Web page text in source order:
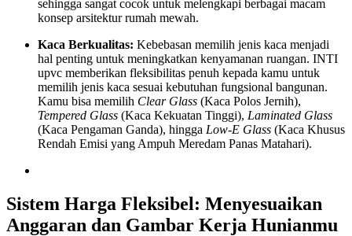
sehingga sangat cocok untuk melengkapi berbagai macam
konsep arsitektur rumah mewah.
Kaca Berkualitas: Kebebasan memilih jenis kaca menjadi
hal penting untuk meningkatkan kenyamanan ruangan. INTI
upvc memberikan fleksibilitas penuh kepada kamu untuk
memilih jenis kaca sesuai kebutuhan fungsional bangunan.
Kamu bisa memilih Clear Glass (Kaca Polos Jernih),
Tempered Glass (Kaca Kekuatan Tinggi), Laminated Glass
(Kaca Pengaman Ganda), hingga Low-E Glass (Kaca Khusus
Rendah Emisi yang Ampuh Meredam Panas Matahari).
Sistem Harga Fleksibel: Menyesuaikan
Anggaran dan Gambar Kerja Hunianmu